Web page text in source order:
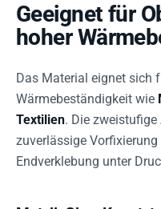
Geeignet für
hoher
Das Material eignet sich
Wärmebeständigkeit wie
Textilien. Die
zuverlässige
Endverklebung unter